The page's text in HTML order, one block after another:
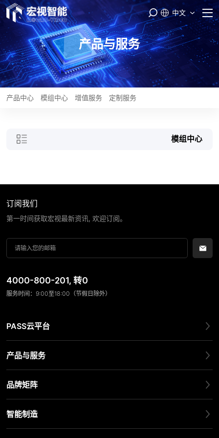
首页
PASS云平台
产品与服务
智能制造
联系我们
中文
产品与服务
产品中心 模组中心 增值服务 定制服务
模组中心
订阅我们
第一时间获取宏视最新资讯, 欢迎订阅。
4000-800-201, 转0
服务时间：9:00至18:00（节假日除外）
PASS云平台
产品与服务
品牌矩阵
智能制造